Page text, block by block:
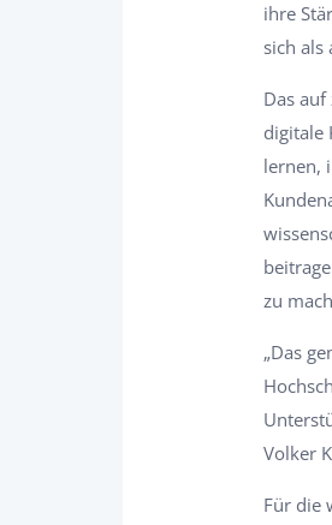
ihre
sich als
Das
digitale
lernen,
zu
„Das
Volker
Für die